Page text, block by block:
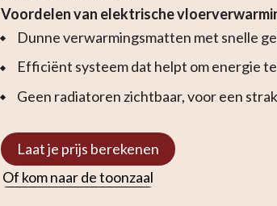
Voordelen van elektrische
Dunne verwarmingsmatten met snelle
Efficiënt systeem dat helpt om energie
Geen radiatoren zichtbaar, voor een
Laat je prijs berekenen
Of kom naar de toonzaal